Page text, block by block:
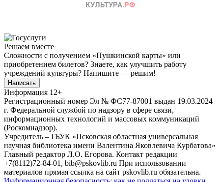
Решаем вместе
Сложности с получением «Пушкинской карты» или
приобретением билетов? Знаете, как улучшить работу
учреждений культуры? Напишите — решим!
Написать
Информация 12+
Регистрационный номер Эл № ФС77-87001 выдан 19.03.2024
г. Федеральной службой по надзору в сфере связи,
информационных технологий и массовых коммуникаций
(Роскомнадзор).
Учредитель – ГБУК «Псковская областная универсальная
научная библиотека имени Валентина Яковлевича Курбатова»
Главный редактор Л.О. Егорова. Контакт редакции
+7(8112)72-84-01, bib@pskovlib.ru При использовании
материалов прямая ссылка на сайт pskovlib.ru обязательна.